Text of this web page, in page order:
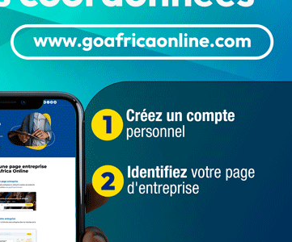
fêtes notamment la paques. L’association ...
» pour la promotion du respect